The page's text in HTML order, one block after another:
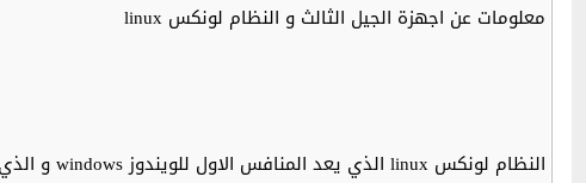
معلومات عن اجهزة الجيل الثالث و النظام لونكس linux
النظام لونكس linux الذي يعد المنافس الاول للويندوز windows و الذي تشتغل به العديد من اجهزة الاستقبال